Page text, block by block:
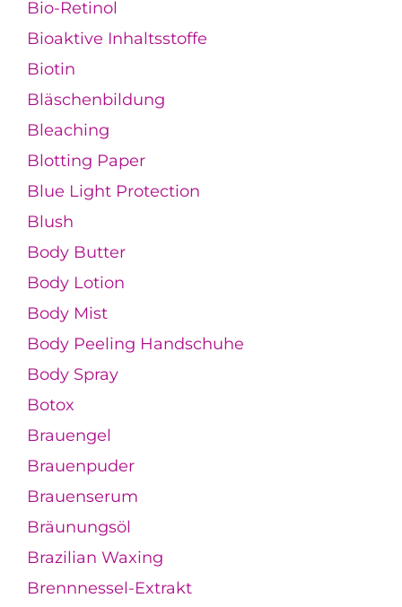
Bio-Retinol
Bioaktive Inhaltsstoffe
Biotin
Bläschenbildung
Bleaching
Blotting Paper
Blue Light Protection
Blush
Body Butter
Body Lotion
Body Mist
Body Peeling Handschuhe
Body Spray
Botox
Brauengel
Brauenpuder
Brauenserum
Bräunungsöl
Brazilian Waxing
Brennnessel-Extrakt